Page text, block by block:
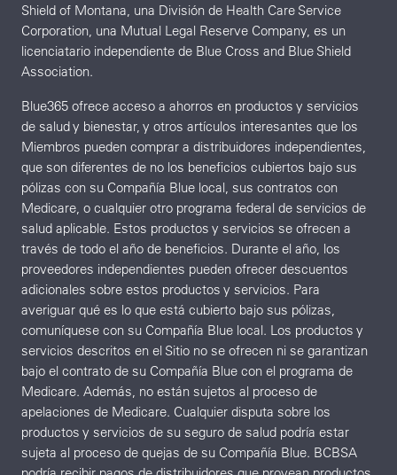
Shield of Montana, una División de Health Care Service
Corporation, una Mutual Legal Reserve Company, es un
licenciatario independiente de Blue Cross and Blue Shield
Association.
Blue365 ofrece acceso a ahorros en productos y servicios
de salud y bienestar, y otros artículos interesantes que los
Miembros pueden comprar a distribuidores independientes,
que son diferentes de no los beneficios cubiertos bajo sus
pólizas con su Compañía Blue local, sus contratos con
Medicare, o cualquier otro programa federal de servicios de
salud aplicable. Estos productos y servicios se ofrecen a
través de todo el año de beneficios. Durante el año, los
proveedores independientes pueden ofrecer descuentos
adicionales sobre estos productos y servicios. Para
averiguar qué es lo que está cubierto bajo sus pólizas,
comuníquese con su Compañía Blue local. Los productos y
servicios descritos en el Sitio no se ofrecen ni se garantizan
bajo el contrato de su Compañía Blue con el programa de
Medicare. Además, no están sujetos al proceso de
apelaciones de Medicare. Cualquier disputa sobre los
productos y servicios de su seguro de salud podría estar
sujeta al proceso de quejas de su Compañía Blue. BCBSA